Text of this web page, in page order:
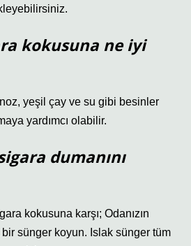
kokusuna ne iyi
yeşil çay ve su gibi besinler
yardımcı olabilir.
dumanını
kokusuna karşı; Odanızın
bir sünger koyun. Islak sünger tüm